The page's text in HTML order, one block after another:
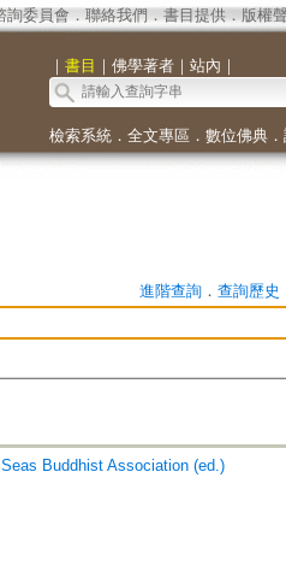
詢委員會． 聯絡我們 ． 書目提供． 版權
｜ 書目 ｜ 佛學著者｜ 站內 ｜
檢索系統． 全文專區 ． 數位佛典．
進階查詢． 查詢歷史
Buddhist Association (ed.)